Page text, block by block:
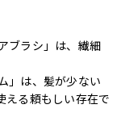
ブラシ」は、繊細
」は、髪が少ない
える頼もしい存在で